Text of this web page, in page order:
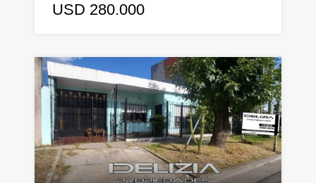
USD 280.000